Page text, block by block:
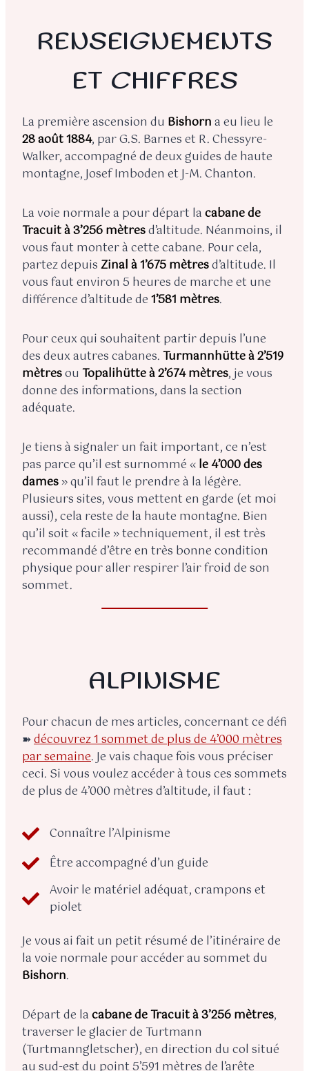
RENSEIGNEMENTS
ET CHIFFRES
La première ascension du Bishorna eu lieu le
28 août 1884, par G.S. Barnes et R. Chessyre-
Walker, accompagné de deux guides de haute
montagne, Josef Imboden et J-M. Chanton.
La voie normale a pour départ lacabane de
Tracuit à 3’256 mètresd’altitude. Néanmoins, il
vous faut monter à cette cabane. Pour cela,
partez depuisZinal à 1’675 mètresd’altitude. Il
vous faut environ 5 heures de marche et une
différence d’altitude de1’581 mètres.
Pour ceux qui souhaitent partir depuis l’une
des deux autres cabanes.Turmannhütte à 2’519
mètresou Topalihütte à 2’674 mètres, je vous
donne des informations, dans la section
adéquate.
Je tiens à signaler un fait important, ce n’est
pas parce qu’il est surnommé «le 4’000 des
dames» qu’il faut le prendre à la légère.
Plusieurs sites, vous mettent en garde (et moi
aussi), cela reste de la haute montagne. Bien
qu’il soit « facile » techniquement, il est très
recommandé d’être en très bonne condition
physique pour aller respirer l’air froid de son
sommet.
ALPINISME
Pour chacun de mes articles, concernant ce défi
➽découvrez 1 sommet de plus de 4’000 mètres
par semaine. Je vais chaque fois vous préciser
ceci. Si vous voulez accéder à tous ces sommets
de plus de 4’000 mètres d’altitude, il faut :
Connaître l’Alpinisme
Être accompagné d’un guide
Avoir le matériel adéquat, crampons et
piolet
Je vous ai fait un petit résumé de l’itinéraire de
la voie normale pour accéder au sommet du
Bishorn.
Départ de lacabane de Tracuit à 3’256 mètres,
traverser le glacier de Turtmann
(Turtmanngletscher), en direction du col situé
au sud-est du point 5’591 mètres de l’arête